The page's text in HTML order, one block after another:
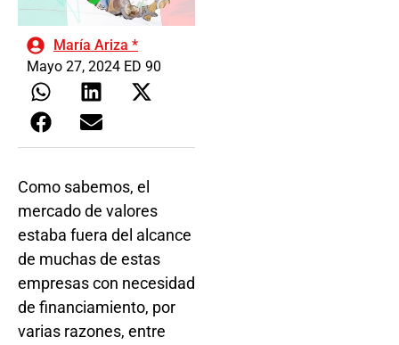
María Ariza *
Mayo 27, 2024 ED 90
Como sabemos, el
mercado de valores
estaba fuera del alcance
de muchas de estas
empresas con necesidad
de financiamiento, por
varias razones, entre